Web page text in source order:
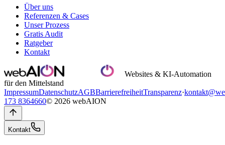
Über uns
Referenzen & Cases
Unser Prozess
Gratis Audit
Ratgeber
Kontakt
Websites & KI-Automation
für den Mittelstand
ImpressumDatenschutzAGBBarrierefreiheitTransparenz·
173 8364660© 2026 webAION
Kontakt